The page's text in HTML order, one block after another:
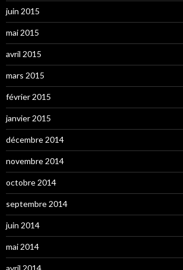
juin 2015
mai 2015
avril 2015
mars 2015
février 2015
janvier 2015
décembre 2014
novembre 2014
octobre 2014
septembre 2014
juin 2014
mai 2014
avril 2014